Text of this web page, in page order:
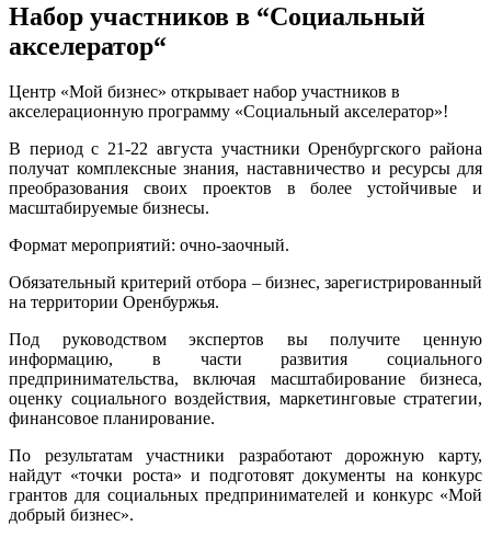
Набор участников в “Социальный
акселератор“
Центр «Мой бизнес» открывает набор участников в
акселерационную программу «Социальный акселератор»!
В период с 21-22 августа участники Оренбургского района
получат комплексные знания, наставничество и ресурсы для
преобразования своих проектов в более устойчивые и
масштабируемые бизнесы.
Формат мероприятий: очно-заочный.
Обязательный критерий отбора – бизнес, зарегистрированный
на территории Оренбуржья.
Под руководством экспертов вы получите ценную
информацию, в части развития социального
предпринимательства, включая масштабирование бизнеса,
оценку социального воздействия, маркетинговые стратегии,
финансовое планирование.
По результатам участники разработают дорожную карту,
найдут «точки роста» и подготовят документы на конкурс
грантов для социальных предпринимателей и конкурс «Мой
добрый бизнес».